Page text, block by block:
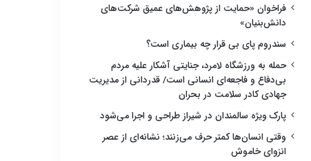
فراخوان «حمایت از پژوهش‌های عمیق شرکت‌های
دانش‌بنیان»
سندروم پای بی قرار چه بیماری است؟
حمله به ورزشگاه لامرد، جنایتی آشکار علیه مردم
بی‌دفاع و فاجعه‌ای انسانی است/ قدردانی از مدیریت
جهادی کادر سلامت در بحران
پارک ویژه سالمندان در شیراز طراحی و اجرا می‌شود
وقتی انسان‌ها کمتر حرف می‌زنند؛ نشانه‌ای از عصر
انزوای خاموش